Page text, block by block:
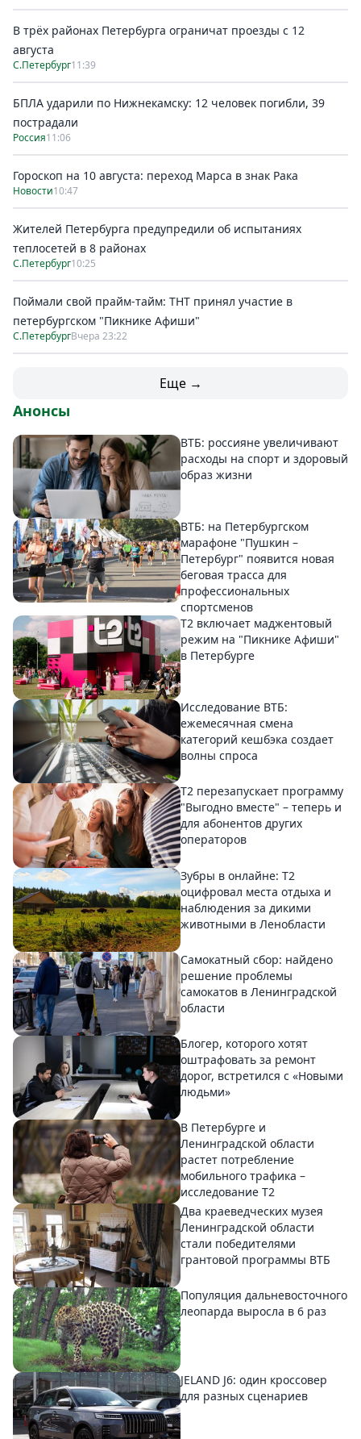
В трёх районах Петербурга ограничат проезды с 12
августа
С.Петербург11:39
БПЛА ударили по Нижнекамску: 12 человек погибли, 39
пострадали
Россия11:06
Гороскоп на 10 августа: переход Марса в знак Рака
Новости10:47
Жителей Петербурга предупредили об испытаниях
теплосетей в 8 районах
С.Петербург10:25
Поймали свой прайм-тайм: ТНТ принял участие в
петербургском "Пикнике Афиши"
С.ПетербургВчера 23:22
Еще →
Анонсы
ВТБ: россияне увеличивают
расходы на спорт и здоровый
образ жизни
ВТБ: на Петербургском
марафоне "Пушкин –
Петербург" появится новая
беговая трасса для
профессиональных
спортсменов
Т2 включает маджентовый
режим на "Пикнике Афиши"
в Петербурге
Исследование ВТБ:
ежемесячная смена
категорий кешбэка создает
волны спроса
Т2 перезапускает программу
"Выгодно вместе" – теперь и
для абонентов других
операторов
Зубры в онлайне: Т2
оцифровал места отдыха и
наблюдения за дикими
животными в Ленобласти
Самокатный сбор: найдено
решение проблемы
самокатов в Ленинградской
области
Блогер, которого хотят
оштрафовать за ремонт
дорог, встретился с «Новыми
людьми»
В Петербурге и
Ленинградской области
растет потребление
мобильного трафика –
исследование T2
Два краеведческих музея
Ленинградской области
стали победителями
грантовой программы ВТБ
Популяция дальневосточного
леопарда выросла в 6 раз
JELAND J6: один кроссовер
для разных сценариев